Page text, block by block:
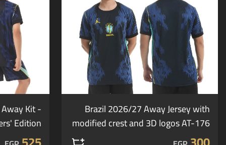
Brazil 2026/27 Away Jersey with
modified crest and 3D logos AT-176
Kit -
Edition